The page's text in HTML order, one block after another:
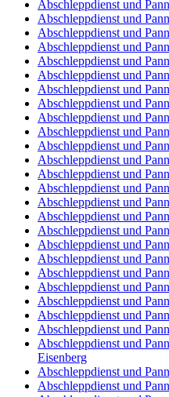
Abschleppdienst und
Abschleppdienst und
Abschleppdienst und
Abschleppdienst und
Abschleppdienst und
Abschleppdienst und
Abschleppdienst und
Abschleppdienst und
Abschleppdienst und
Abschleppdienst und
Abschleppdienst und
Abschleppdienst und
Abschleppdienst und
Abschleppdienst und
Abschleppdienst und
Abschleppdienst und
Abschleppdienst und
Abschleppdienst und
Abschleppdienst und
Abschleppdienst und
Abschleppdienst und
Abschleppdienst und
Abschleppdienst und
Abschleppdienst und
Abschleppdienst und
Eisenberg
Abschleppdienst und
Abschleppdienst und